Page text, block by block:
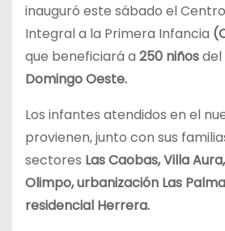
inauguró este sábado el
Integral a la Primera Infancia
que beneficiará a 250 niñosdel
Domingo Oeste.
Los infantes atendidos en el
provienen, junto con sus
sectores Las Caobas, Villa
Olimpo, urbanización Las
residencial Herrera.